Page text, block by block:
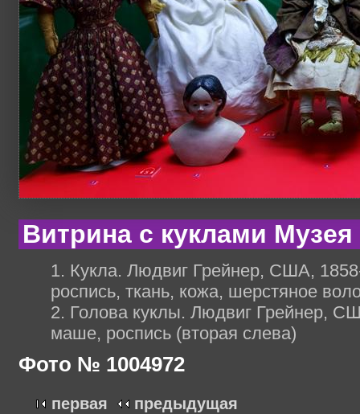
Витрина с куклами
1. Кукла. Людвиг Грейнер, США,
роспись, ткань, кожа, шерстяное
2. Голова куклы. Людвиг Грейнер,
маше, роспись (вторая слева)
Фото № 1004972
первая предыдущая